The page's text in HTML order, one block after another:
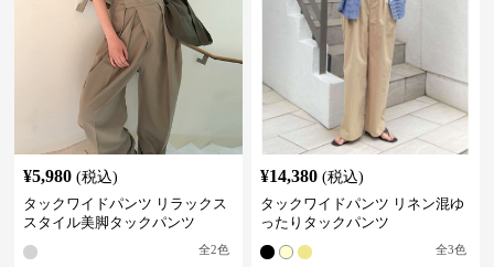
¥5,980 (税込)
タックワイドパンツ リラックス
スタイル美脚タックパンツ
全2色
¥14,380 (税込)
タックワイドパンツ リネン混ゆ
ったりタックパンツ
全3色